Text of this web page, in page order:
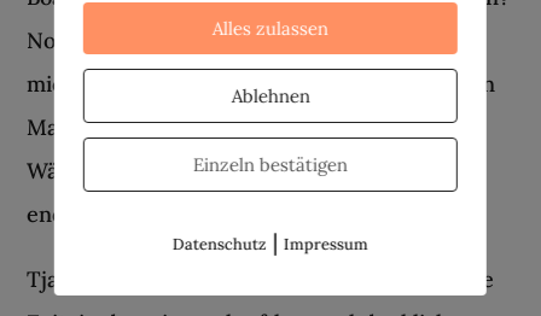
Noch war ich voller Power und jetzt fühle ich
mich wie ein Häufchen Elend. Und wenn mein
Mann die Socken noch einmal neben den
Wäschekorb schmeißt, dann trenne ich mich
endgültig von ihm. Jetzt reichts!
Tja Ladies, willkommen in der Vata-Phase, die
Alles zulassen
Ablehnen
Einzeln bestätigen
Datenschutz | Impressum